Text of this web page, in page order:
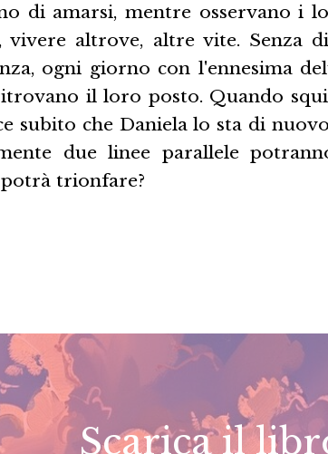
di amarsi, mentre osservano i
vivere altrove, altre vite. Senza
ogni giorno con l'ennesima
il loro posto. Quando
subito che Daniela lo sta di
due linee parallele
trionfare?
Scarica il